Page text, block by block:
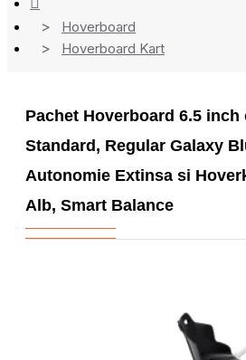
Hoverboard
Hoverboard Kart
Pachet Hoverboard 6.5 inch
Standard, Regular Galaxy
Autonomie Extinsa si
Alb, Smart Balance